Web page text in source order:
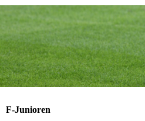
F-Junioren